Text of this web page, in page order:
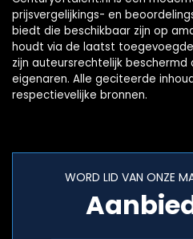
prijsvergelijkings- en
biedt die beschikbaar zijn op
houdt via de laatst
zijn auteursrechtelijk
eigenaren. Alle geciteerde
respectievelijke bronnen.
WORD LID VAN ONZE